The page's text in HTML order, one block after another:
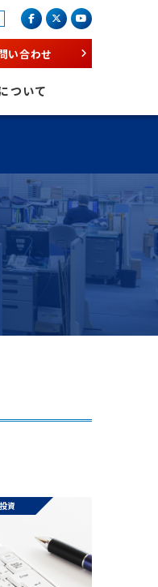
facebookX（旧 twitter）
youtube
い合わせ
ついて
資